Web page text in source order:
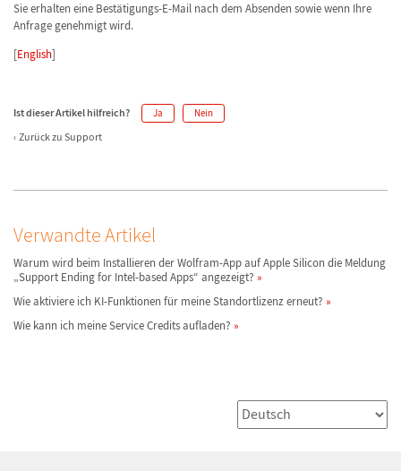
Sie erhalten eine Bestätigungs-E-Mail nach dem Absenden sowie wenn Ihre
Anfrage genehmigt wird.
[English]
Ist dieser Artikel hilfreich? Ja Nein
Zurück zu Support
Verwandte Artikel
Warum wird beim Installieren der Wolfram-App auf Apple Silicon die Meldung
„Support Ending for Intel-based Apps“ angezeigt?
Wie aktiviere ich KI-Funktionen für meine Standortlizenz erneut?
Wie kann ich meine Service Credits aufladen?